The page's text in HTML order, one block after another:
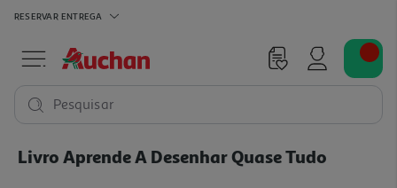
RESERVAR ENTREGA
Pesquisar
Livro Aprende A Desenhar Quase Tudo